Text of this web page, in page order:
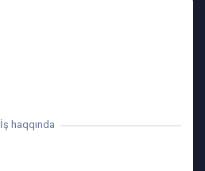
İş haqqında